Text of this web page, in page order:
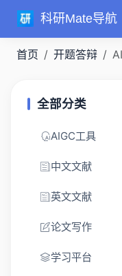
科研Mate导航
首页 开题答辩
全部分类
AIGC工具
中文文献
英文文献
论文写作
学习平台